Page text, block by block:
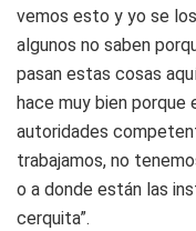
vemos esto y yo se
algunos no saben
pasan estas cosas
hace muy bien porque
autoridades
trabajamos, no
o a donde están las
cerquita”.